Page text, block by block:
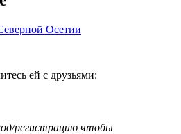
Осетии
ей с друзьями:
регистрацию чтобы